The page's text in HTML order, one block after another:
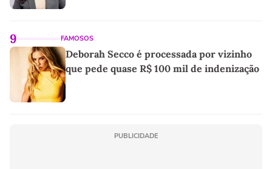
9 FAMOSOS
Deborah Secco é processada por vizinho
que pede quase R$ 100 mil de indenização
PUBLICIDADE